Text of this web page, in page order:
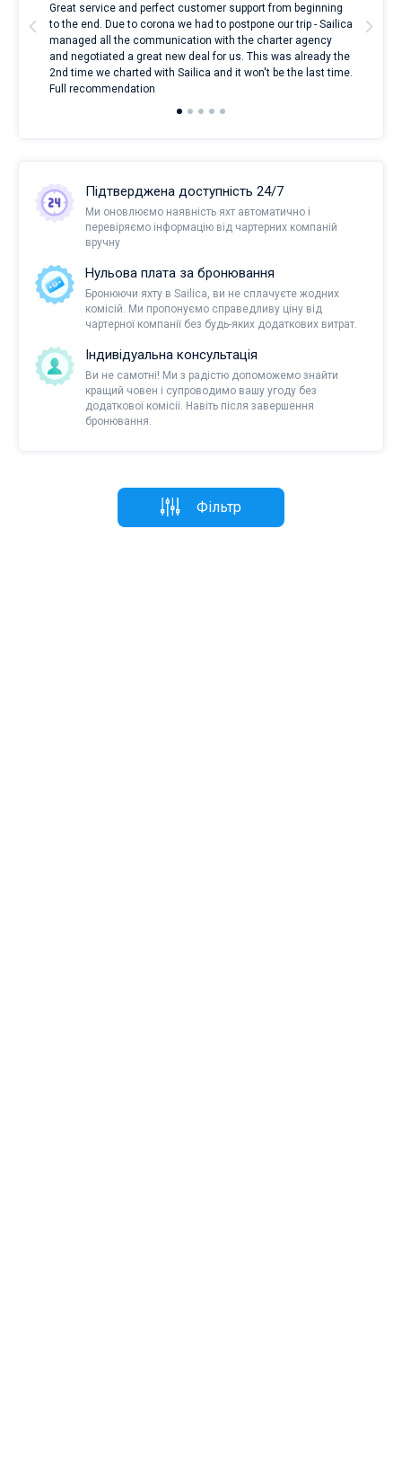
Great service and perfect customer support from beginning
to the end. Due to corona we had to postpone our trip - Sailica
managed all the communication with the charter agency
and negotiated a great new deal for us. This was already the
2nd time we charted with Sailica and it won't be the last time.
Full recommendation
Підтверджена доступність 24/7
Ми оновлюємо наявність яхт автоматично і
перевіряємо інформацію від чартерних компаній
вручну
Нульова плата за бронювання
Бронюючи яхту в Sailica, ви не сплачуєте жодних
комісій. Ми пропонуємо справедливу ціну від
чартерної компанії без будь-яких додаткових витрат.
Індивідуальна консультація
Ви не самотні! Ми з радістю допоможемо знайти
кращий човен і супроводимо вашу угоду без
додаткової комісії. Навіть після завершення
бронювання.
Фільтр